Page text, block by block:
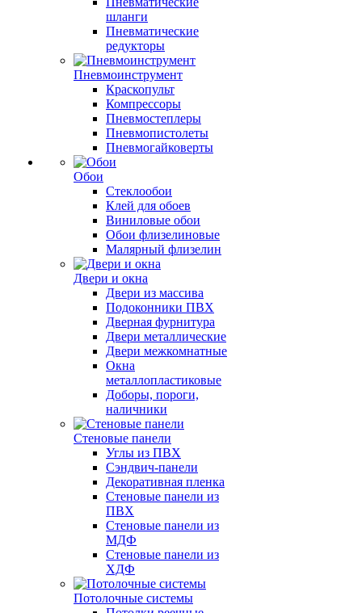
шланги
Пневматические
редукторы
Пневмоинструмент
Краскопульт
Компрессоры
Пневмостеплеры
Пневмопистолеты
Пневмогайковерты
Обои
Стеклообои
Клей для обоев
Виниловые обои
Обои флизелиновые
Малярный флизелин
Двери и окна
Двери из массива
Подоконники ПВХ
Дверная фурнитура
Двери металлические
Двери межкомнатные
Окна
металлопластиковые
Доборы, пороги,
наличники
Стеновые панели
Углы из ПВХ
Сэндвич-панели
Декоративная пленка
Стеновые панели из
ПВХ
Стеновые панели из
МДФ
Стеновые панели из
ХДФ
Потолочные системы